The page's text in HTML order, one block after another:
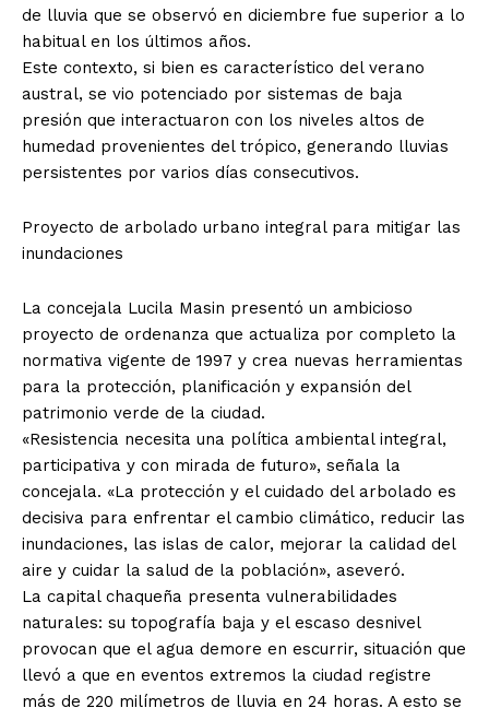
de lluvia que se observó en diciembre fue superior a lo
habitual en los últimos años.
Este contexto, si bien es característico del verano
austral, se vio potenciado por sistemas de baja
presión que interactuaron con los niveles altos de
humedad provenientes del trópico, generando lluvias
persistentes por varios días consecutivos.
Proyecto de arbolado urbano integral para mitigar las
inundaciones
La concejala Lucila Masin presentó un ambicioso
proyecto de ordenanza que actualiza por completo la
normativa vigente de 1997 y crea nuevas herramientas
para la protección, planificación y expansión del
patrimonio verde de la ciudad.
«Resistencia necesita una política ambiental integral,
participativa y con mirada de futuro», señala la
concejala. «La protección y el cuidado del arbolado es
decisiva para enfrentar el cambio climático, reducir las
inundaciones, las islas de calor, mejorar la calidad del
aire y cuidar la salud de la población», aseveró.
La capital chaqueña presenta vulnerabilidades
naturales: su topografía baja y el escaso desnivel
provocan que el agua demore en escurrir, situación que
llevó a que en eventos extremos la ciudad registre
más de 220 milímetros de lluvia en 24 horas. A esto se